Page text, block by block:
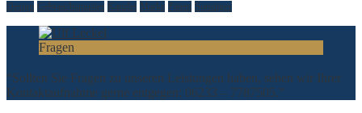
Design Gebrauchsmuster Kanzlei Marke Patent Sonstiges
Fragen
“Sollten Sie Fragen zu unseren Leistungen haben, sehen wir Ihrer
Kontaktaufnahme gerne entgegen: 06233 – 7787505.”